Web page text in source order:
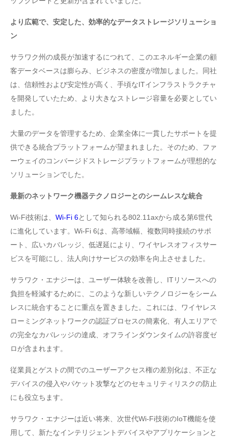
より広範で、安定した、効率的なデータストレージソリューショ
ン
サラワク州の成長が加速するにつれて、このエネルギー企業の顧
客データベースは膨らみ、ビジネスの密度が増加しました。同社
は、信頼性および安定性が高く、手頃なITインフラストラクチャ
を開発していたため、より大きなストレージ容量を必要としてい
ました。
大量のデータを管理するため、企業全体に一貫したサポートを提
供できる統合プラットフォームが望まれました。そのため、ファ
ーウェイのコンバージドストレージプラットフォームが理想的な
ソリューションでした。
最新のネットワーク機器テクノロジーとのシームレスな統合
Wi-Fi技術は、 Wi-Fi 6として知られる802.11axから成る第6世代
に進化しています。Wi-Fi 6は、高帯域幅、複数同時接続のサポ
ート、広いカバレッジ、低遅延により、ワイヤレスオフィスサー
ビスを可能にし、法人向けサービスの効率を向上させました。
サラワク・エナジーは、ユーザー体験を改善し、ITリソースへの
負担を軽減するために、このような新しいテクノロジーをシーム
レスに統合することに重点を置きました。これには、ワイヤレス
ローミングネットワークの認証プロセスの簡素化、有人エリアで
の完全なカバレッジの達成、オフラインダウンタイムの許容度ゼ
ロが含まれます。
従業員とゲストの間でのユーザーアクセス権の差別化は、不正な
デバイスの侵入やパケット攻撃などのセキュリティリスクの防止
にも役立ちます。
サラワク・エナジーは近い将来、次世代Wi-Fi技術のIoT機能を使
用して、新たなインテリジェントデバイスやアプリケーションと